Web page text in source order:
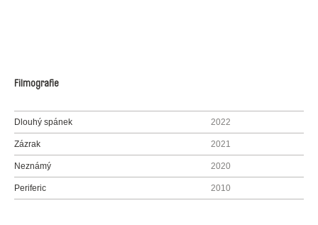
Filmografie
Dlouhý spánek 2022
Zázrak 2021
Neznámý 2020
Periferic 2010